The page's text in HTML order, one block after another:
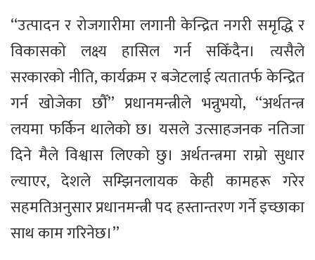
‘‘उत्पादन र रोजगारीमा लगानी केन्द्रित नगरी समृद्धि र
विकासको लक्ष्य हासिल गर्न सकिँदैन। त्यसैले
सरकारको नीति, कार्यक्रम र बजेटलाई त्यतातर्फ केन्द्रित
गर्न खोजेका छौँ’’ प्रधानमन्त्रीले भन्नुभयो, ‘‘अर्थतन्त्र
लयमा फर्किन थालेको छ। यसले उत्साहजनक नतिजा
दिने मैले विश्वास लिएको छु। अर्थतन्त्रमा राम्रो सुधार
ल्याएर, देशले सम्झिनलायक केही कामहरू गरेर
सहमतिअनुसार प्रधानमन्त्री पद हस्तान्तरण गर्ने इच्छाका
साथ काम गरिनेछ।’’